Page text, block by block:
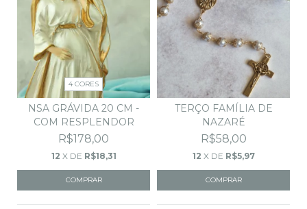
4 CORES
NSA GRÁVIDA 20 CM -
COM RESPLENDOR
R$178,00
12 X DE R$18,31
COMPRAR
TERÇO FAMÍLIA DE
NAZARÉ
R$58,00
12 X DE R$5,97